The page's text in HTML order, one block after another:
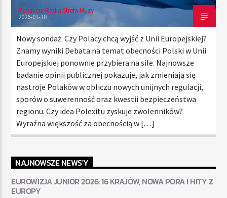
Redakcja Radia Strefa Muzy
2026-01-10
Nowy sondaż: Czy Polacy chcą wyjść z Unii Europejskiej?
Znamy wyniki Debata na temat obecności Polski w Unii
Europejskiej ponownie przybiera na sile. Najnowsze
badanie opinii publicznej pokazuje, jak zmieniają się
nastroje Polaków w obliczu nowych unijnych regulacji,
sporów o suwerenność oraz kwestii bezpieczeństwa
regionu. Czy idea Polexitu zyskuje zwolenników?
Wyraźna większość za obecnością w […]
NAJNOWSZE NEWS'Y
EUROWIZJA JUNIOR 2026: 16 KRAJÓW, NOWA PORA I HITY Z
EUROPY